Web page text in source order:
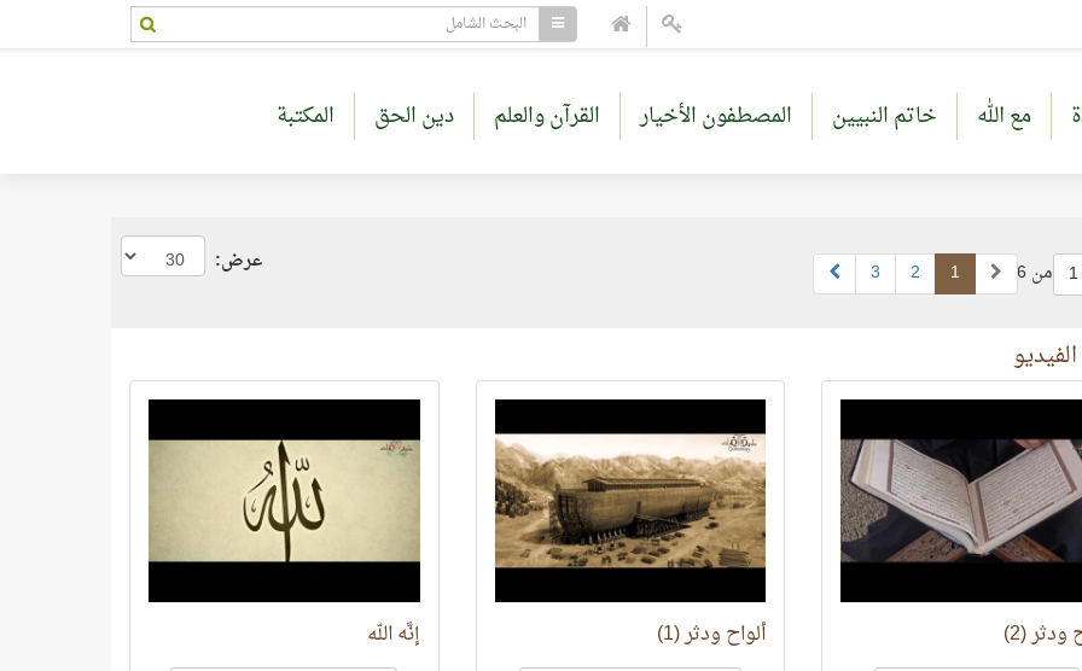
مع الله خاتم النبيين المصطفون الأخيار القرآن والعلم دين الحق المكتبة
1 من 6 1
2
3 عرض:
ودثر (2) ألواح ودثر (1) إنَّه الله